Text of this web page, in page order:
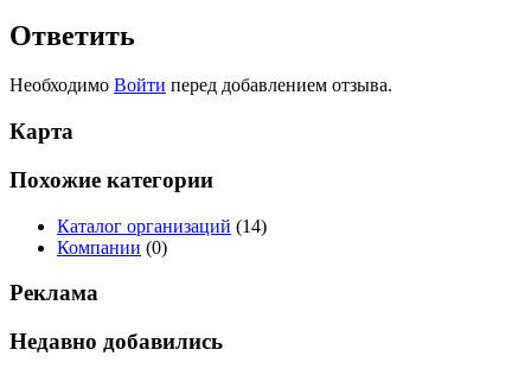
Ответить
Необходимо Войти перед добавлением отзыва.
Карта
Похожие категории
Каталог организаций (14)
Компании (0)
Реклама
Недавно добавились